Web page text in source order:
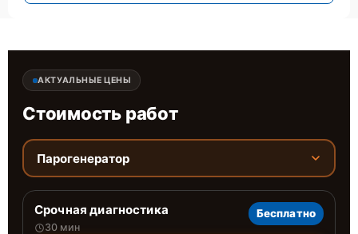
АКТУАЛЬНЫЕ ЦЕНЫ
Стоимость работ
Парогенератор
Срочная диагностика
30 мин
Бесплатно